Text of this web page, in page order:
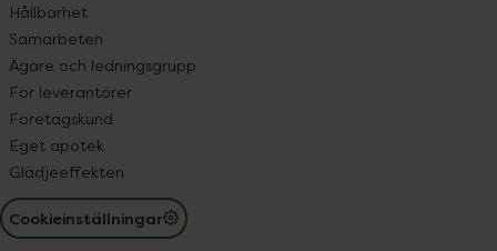
Hållbarhet
Samarbeten
Ägare och ledningsgrupp
För leverantörer
Företagskund
Eget apotek
Glädjeeffekten
Cookieinställningar